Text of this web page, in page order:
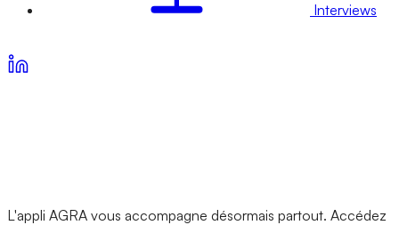
Interviews
L'appli AGRA vous accompagne désormais partout. Accédez